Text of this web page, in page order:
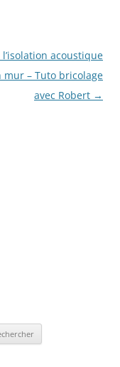
l’isolation acoustique
mur – Tuto bricolage
avec Robert →